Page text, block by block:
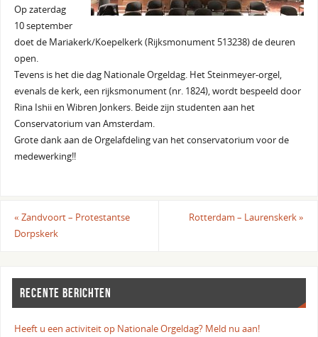
Op zaterdag
10 september
doet de Mariakerk/Koepelkerk (Rijksmonument 513238) de deuren
open.
Tevens is het die dag Nationale Orgeldag. Het Steinmeyer-orgel,
evenals de kerk, een rijksmonument (nr. 1824), wordt bespeeld door
Rina Ishii en Wibren Jonkers. Beide zijn studenten aan het
Conservatorium van Amsterdam.
Grote dank aan de Orgelafdeling van het conservatorium voor de
medewerking!!
« Zandvoort – Protestantse
Dorpskerk
Rotterdam – Laurenskerk»
RECENTE BERICHTEN
Heeft u een activiteit op Nationale Orgeldag? Meld nu aan!